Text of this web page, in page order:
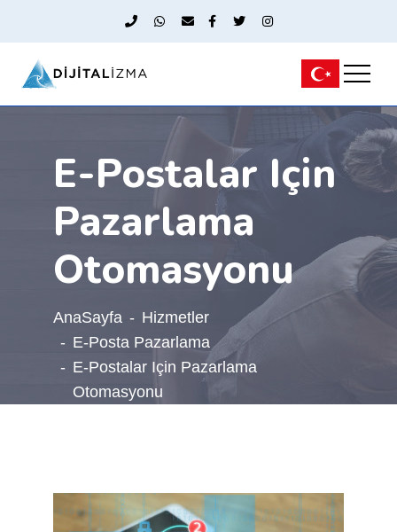
E-Postalar Için
Pazarlama
Otomasyonu
AnaSayfa
Hizmetler
E-Posta Pazarlama
E-Postalar Için Pazarlama
Otomasyonu